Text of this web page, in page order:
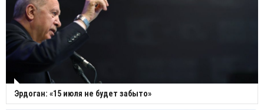
Эрдоган: «15 июля не будет забыто»